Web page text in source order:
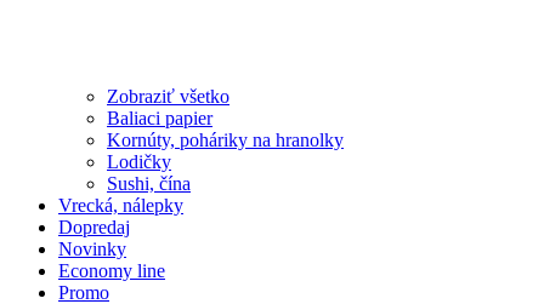
Zobraziť všetko
Baliaci papier
Kornúty, poháriky na hranolky
Lodičky
Sushi, čína
Vrecká, nálepky
Dopredaj
Novinky
Economy line
Promo